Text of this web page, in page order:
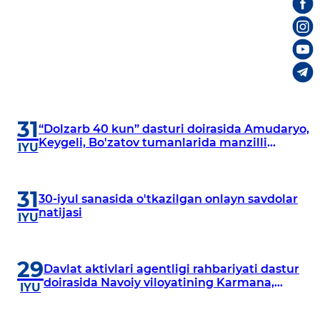
31
IYU
“Dolzarb 40 kun” dasturi doirasida Amudaryo,
Keygeli, Bo'zatov tumanlarida manzilli
31
IYU
30-iyul sanasida o'tkazilgan onlayn savdolar
natijasi
29
IYU
Davlat aktivlari agentligi rahbariyati dastur
doirasida Navoiy viloyatining Karmana,